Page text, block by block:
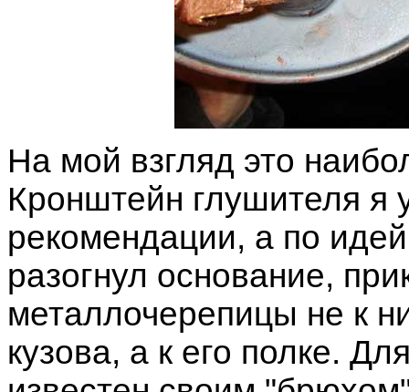
На мой взгляд это
Кронштейн глушителя я
рекомендации, а по
разогнул основание,
металлочерепицы не к
кузова, а к его полке.